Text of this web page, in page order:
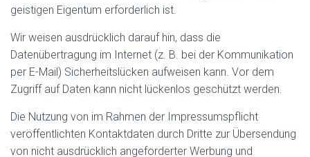
geistigen Eigentum erforderlich ist.
Wir weisen ausdrücklich darauf hin, dass die
Datenübertragung im Internet (z. B. bei der Kommunikation
per E-Mail) Sicherheitslücken aufweisen kann. Vor dem
Zugriff auf Daten kann nicht lückenlos geschützt werden.
Die Nutzung von im Rahmen der Impressumspflicht
veröffentlichten Kontaktdaten durch Dritte zur Übersendung
von nicht ausdrücklich angeforderter Werbung und